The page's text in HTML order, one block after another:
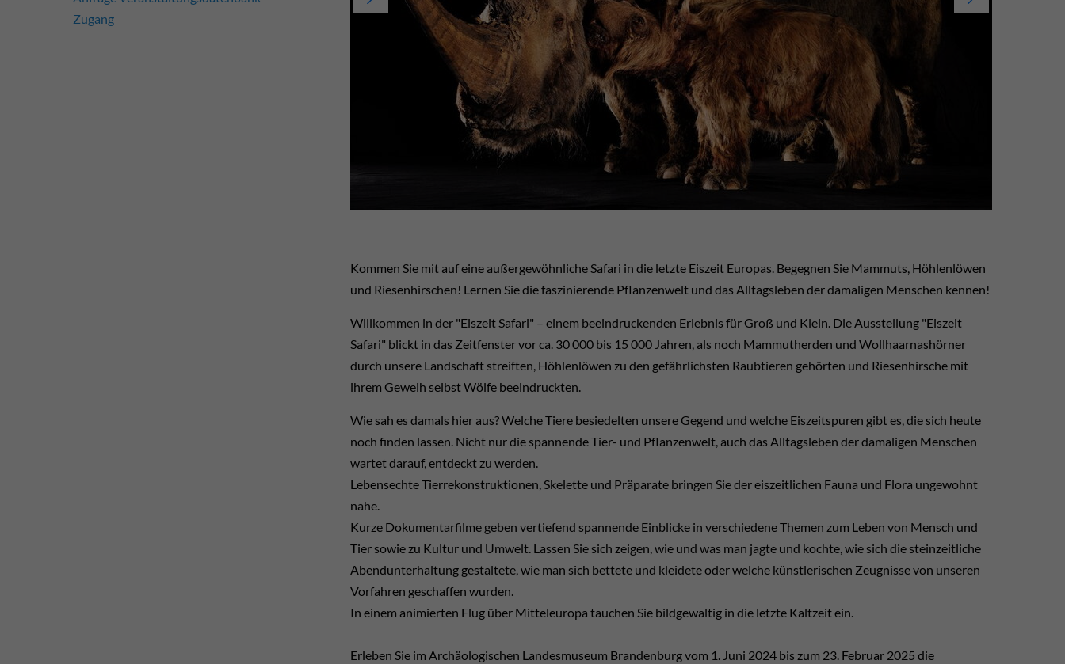
Kommen Sie mit auf eine außergewöhnliche Safari in die letzte Eiszeit Europas. Begegnen Sie Mammuts, Höhlenlöwen
und Riesenhirschen! Lernen Sie die faszinierende Pflanzenwelt und das Alltagsleben der damaligen Menschen kennen!
Willkommen in der "Eiszeit Safari" – einem beeindruckenden Erlebnis für Groß und Klein. Die Ausstellung "Eiszeit
Safari" blickt in das Zeitfenster vor ca. 30 000 bis 15 000 Jahren, als noch Mammutherden und Wollhaarnashörner
durch unsere Landschaft streiften, Höhlenlöwen zu den gefährlichsten Raubtieren gehörten und Riesenhirsche mit
ihrem Geweih selbst Wölfe beeindruckten.
Wie sah es damals hier aus? Welche Tiere besiedelten unsere Gegend und welche Eiszeitspuren gibt es, die sich heute
noch finden lassen. Nicht nur die spannende Tier- und Pflanzenwelt, auch das Alltagsleben der damaligen Menschen
wartet darauf, entdeckt zu werden.
Lebensechte Tierrekonstruktionen, Skelette und Präparate bringen Sie der eiszeitlichen Fauna und Flora ungewohnt
nahe.
Kurze Dokumentarfilme geben vertiefend spannende Einblicke in verschiedene Themen zum Leben von Mensch und
Tier sowie zu Kultur und Umwelt. Lassen Sie sich zeigen, wie und was man jagte und kochte, wie sich die steinzeitliche
Abendunterhaltung gestaltete, wie man sich bettete und kleidete oder welche künstlerischen Zeugnisse von unseren
Vorfahren geschaffen wurden.
In einem animierten Flug über Mitteleuropa tauchen Sie bildgewaltig in die letzte Kaltzeit ein.
Erleben Sie im Archäologischen Landesmuseum Brandenburg vom 1. Juni 2024 bis zum 23. Februar 2025 die
Zugang